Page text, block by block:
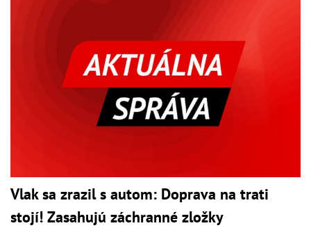
Vlak sa zrazil s autom: Doprava na trati
stojí! Zasahujú záchranné zložky